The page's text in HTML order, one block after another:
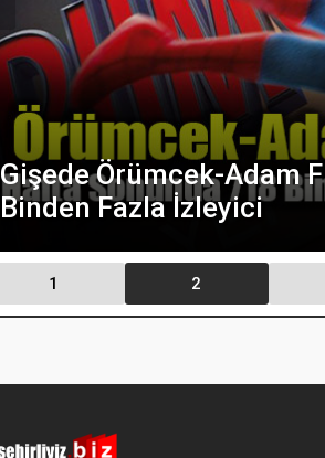
Gişede Örümcek-Adam
Binden Fazla İzleyici
1 2